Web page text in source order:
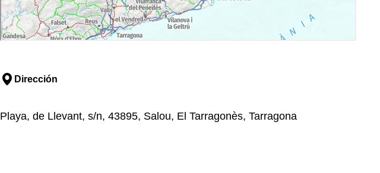
Dirección
Playa, de Llevant, s/n, 43895, Salou, El Tarragonès, Tarragona